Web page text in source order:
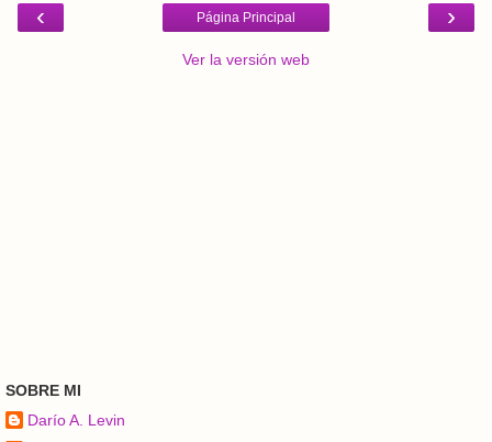
‹ ›
Página Principal
Ver la versión web
SOBRE MI
Darío A. Levin